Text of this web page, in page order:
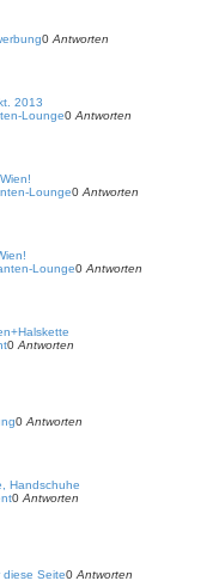
0 Antworten
2013
Lounge0 Antworten
Lounge0 Antworten
Lounge0 Antworten
0 Antworten
0 Antworten
Handschuhe
0 Antworten
diese Seite0 Antworten